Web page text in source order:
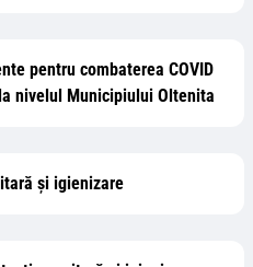
pentru combaterea COVID
nivelul Municipiului Oltenita
și igienizare